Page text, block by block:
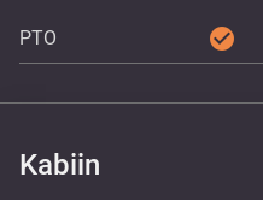
PTO check_circle
Kabiin